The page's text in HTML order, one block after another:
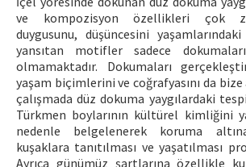
ve kompozisyon özellikleri çok
duygusunu, düşüncesini
yansıtan motifler sadece
olmamaktadır. Dokumaları
yaşam biçimlerini ve coğrafyasını da
çalışmada düz dokuma yaygılardaki
Türkmen boylarının kültürel kimliğini
nedenle belgelenerek koruma
kuşaklara tanıtılması ve yaşatılması
Ayrıca günümüz şartlarına özellikle